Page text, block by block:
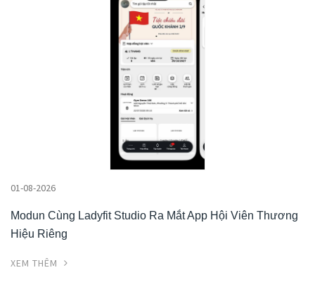
01-08-2026
Modun Cùng Ladyfit Studio Ra Mắt App Hội Viên Thương
Hiệu Riêng
XEM THÊM